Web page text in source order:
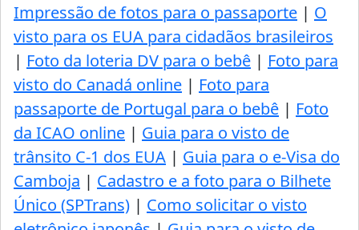
Impressão de fotos para o passaporte | O
visto para os EUA para cidadãos brasileiros
| Foto da loteria DV para o bebê | Foto para
visto do Canadá online | Foto para
passaporte de Portugal para o bebê | Foto
da ICAO online | Guia para o visto de
trânsito C-1 dos EUA | Guia para o e-Visa do
Camboja | Cadastro e a foto para o Bilhete
Único (SPTrans) | Como solicitar o visto